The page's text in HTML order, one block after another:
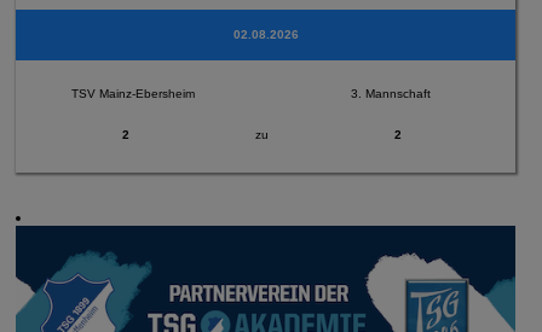
02.08.2026
TSV Mainz-Ebersheim 3. Mannschaft
2 zu 2